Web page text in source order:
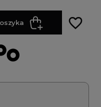
favorite_border